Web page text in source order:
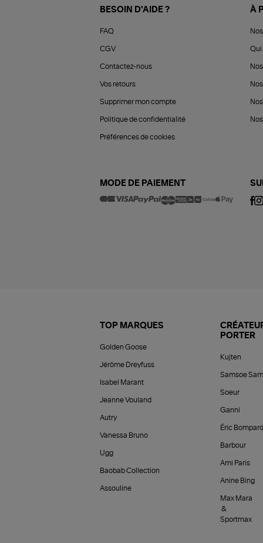
BESOIN D'AIDE ?
FAQ
CGV
Contactez-nous
Vos retours
Supprimer mon compte
Politique de confidentialité
Préférences de cookies
À
Qui
MODE DE PAIEMENT
TOP MARQUES
Golden Goose
Jérôme Dreyfuss
Isabel Marant
Jeanne Vouland
Autry
Vanessa Bruno
Ugg
Baobab Collection
Assouline
PORTER
Kujten
Samsoe
Soeur
Ganni
Éric Bompard
Barbour
Ami Paris
Anine Bing
Max Mara
&
Sportmax